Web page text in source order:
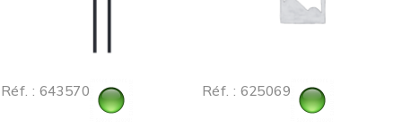
Réf. : 643570 Réf. : 625069